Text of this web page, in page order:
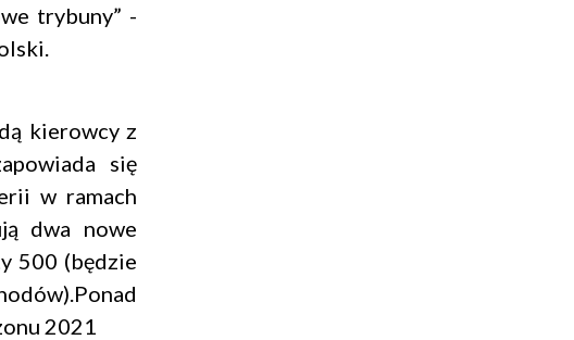
trybuny” -
kierowcy z
się
w ramach
dwa nowe
500 (będzie
2021